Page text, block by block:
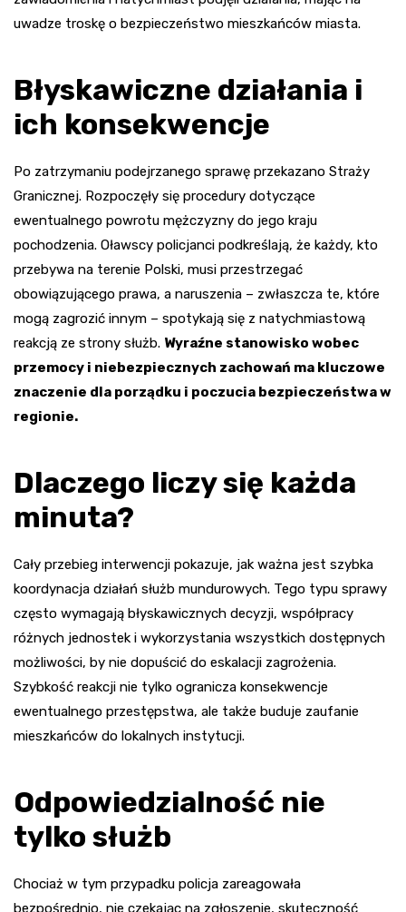
uwadze troskę o bezpieczeństwo mieszkańców miasta.
Błyskawiczne działania i
ich konsekwencje
Po zatrzymaniu podejrzanego sprawę przekazano Straży
Granicznej. Rozpoczęły się procedury dotyczące
ewentualnego powrotu mężczyzny do jego kraju
pochodzenia. Oławscy policjanci podkreślają, że każdy, kto
przebywa na terenie Polski, musi przestrzegać
obowiązującego prawa, a naruszenia – zwłaszcza te, które
mogą zagrozić innym – spotykają się z natychmiastową
reakcją ze strony służb. Wyraźne stanowisko wobec
przemocy i niebezpiecznych zachowań ma kluczowe
znaczenie dla porządku i poczucia bezpieczeństwa w
regionie.
Dlaczego liczy się każda
minuta?
Cały przebieg interwencji pokazuje, jak ważna jest szybka
koordynacja działań służb mundurowych. Tego typu sprawy
często wymagają błyskawicznych decyzji, współpracy
różnych jednostek i wykorzystania wszystkich dostępnych
możliwości, by nie dopuścić do eskalacji zagrożenia.
Szybkość reakcji nie tylko ogranicza konsekwencje
ewentualnego przestępstwa, ale także buduje zaufanie
mieszkańców do lokalnych instytucji.
Odpowiedzialność nie
tylko służb
Chociaż w tym przypadku policja zareagowała
bezpośrednio, nie czekając na zgłoszenie, skuteczność